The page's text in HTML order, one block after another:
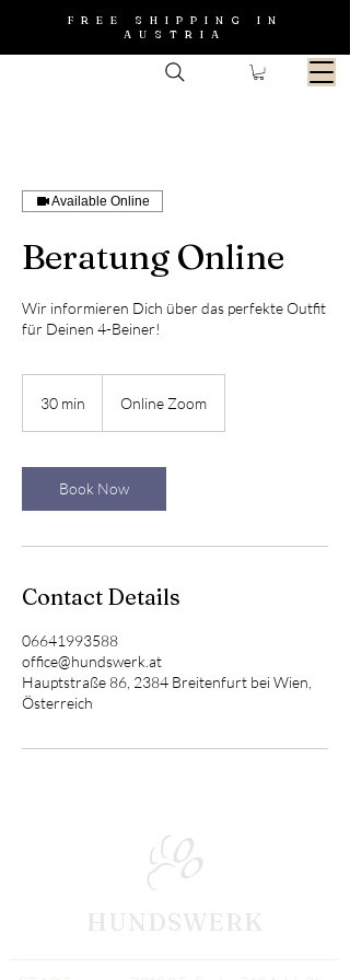
FREE SHIPPING IN
AUSTRIA
Available Online
Beratung Online
Wir informieren Dich über das perfekte Outfit
für Deinen 4-Beiner!
30 min
i
n
Online Zoom
Book Now
Contact Details
06641993588
office@hundswerk.at
Hauptstraße 86, 2384 Breitenfurt bei Wien,
Österreich
HUNDSWERK